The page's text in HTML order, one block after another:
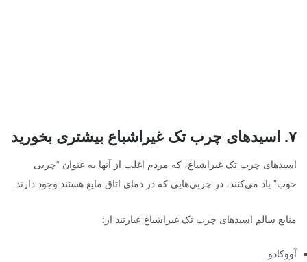
۷. اسیدهای چرب تک غیراشباع بیشتری بخورید
اسیدهای چرب تک غیراشباع، که مردم اغلب از آنها به عنوان “چربی
خوب” یاد می‌کنند، در چربی‌هایی که در دمای اتاق مایع هستند وجود دارند.
منابع سالم اسیدهای چرب تک غیراشباع عبارتند از:
آووکادو